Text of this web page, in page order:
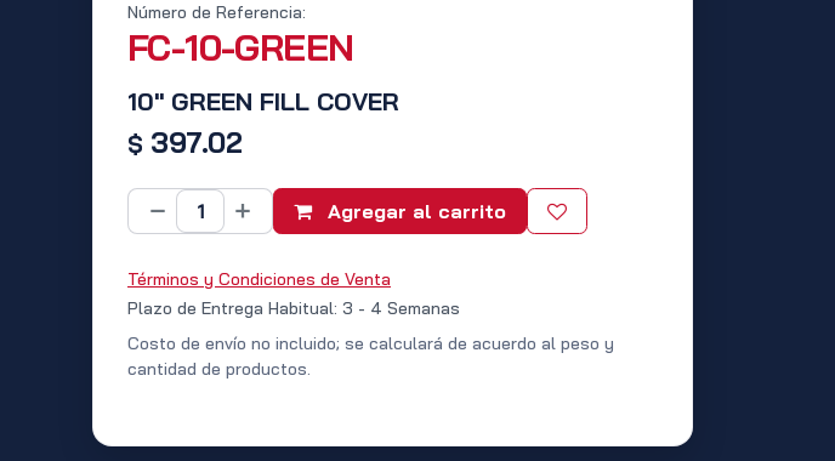
10" GREEN FILL COVER
Número de Referencia:
FC-10-GREEN
$ 397.02
Agregar al carrito
Términos y Condiciones de Venta
Plazo de Entrega Habitual: 3 - 4 Semanas
Costo de envío no incluido; se calculará de acuerdo al peso y
cantidad de productos.